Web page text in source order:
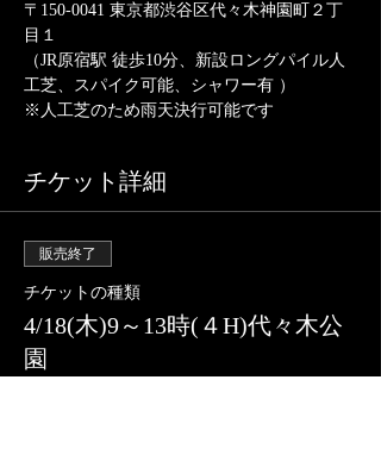
〒150-0041 東京都渋谷区代々木神園町２丁
目１
（JR原宿駅 徒歩10分、新設ロングパイル人
工芝、スパイク可能、シャワー有 ）
※人工芝のため雨天決行可能です
チケット詳細
販売終了
チケットの種類
4/18(木)9～13時(４H)代々木公
園